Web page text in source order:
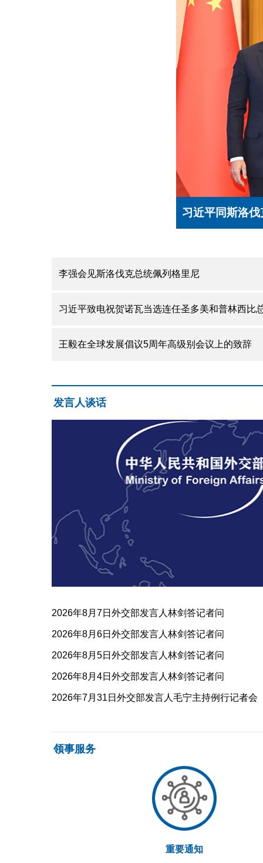
李强会见斯洛伐克总统佩列格里尼
习近平致电祝贺诺瓦当选连任圣多美和普林西比
王毅在全球发展倡议5周年高级别会议上的致辞
发言人谈话
2026年8月7日外交部发言人林剑答记者问
2026年8月6日外交部发言人林剑答记者问
2026年8月5日外交部发言人林剑答记者问
2026年8月4日外交部发言人林剑答记者问
2026年7月31日外交部发言人毛宁主持例行记者会
领事服务
重要通知